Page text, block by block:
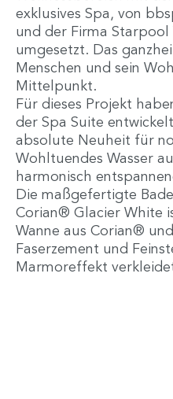
exklusives Spa, von
und der Firma Starpool
umgesetzt. Das
Menschen und sein
Mittelpunkt.
Für dieses Projekt
der Spa Suite
absolute Neuheit für
Wohltuendes Wasser
harmonisch
Die maßgefertigte
Corian® Glacier White
Wanne aus Corian®
Faserzement und
Marmoreffekt